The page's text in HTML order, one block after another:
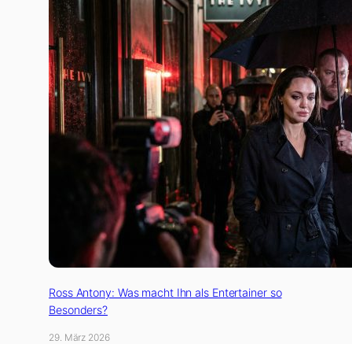
Ross Antony: Was macht Ihn als Entertainer so
Besonders?
29. März 2026